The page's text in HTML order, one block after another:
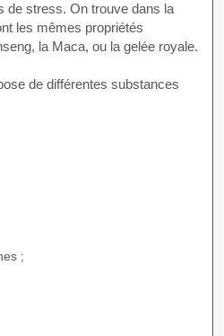
de stress. On trouve dans la
les mêmes propriétés
la Maca, ou la gelée royale.
de différentes substances
;